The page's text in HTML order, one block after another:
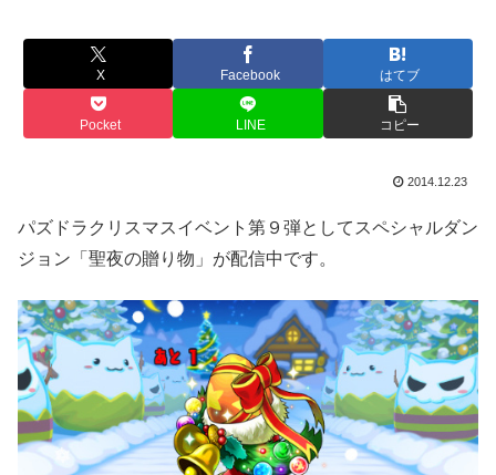
X Facebook はてブ
Pocket LINE コピー
2014.12.23
パズドラクリスマスイベント第９弾としてスペシャルダン
ジョン「聖夜の贈り物」が配信中です。